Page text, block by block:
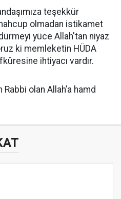
teşekkür
olmadan istikamet
yüce Allah'tan niyaz
ki memleketin HÜDA
ihtiyacı vardır.
Rabbi olan Allah’a hamd